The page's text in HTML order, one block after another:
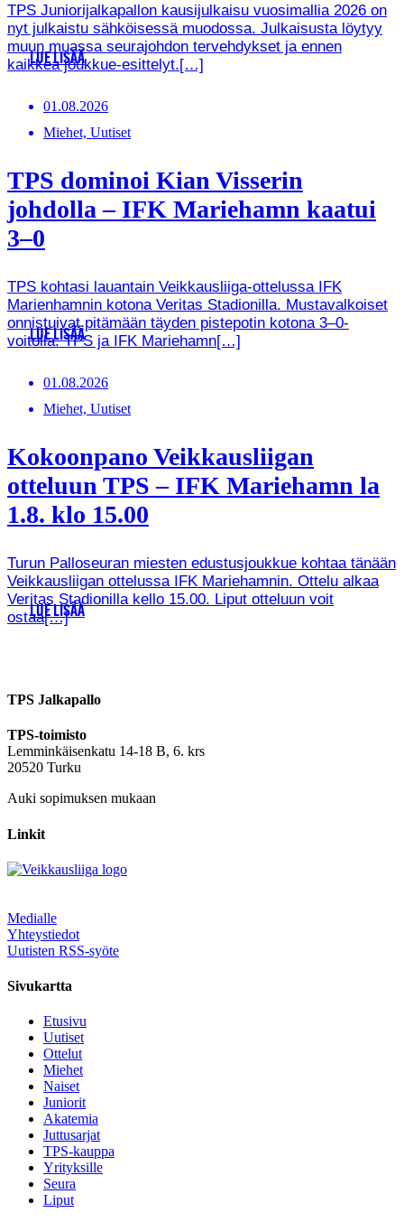
TPS Juniorijalkapallon kausijulkaisu vuosimallia 2026 on
nyt julkaistu sähköisessä muodossa. Julkaisusta löytyy
muun muassa seurajohdon tervehdykset ja ennen
kaikkea joukkue-esittelyt.[…]
LUE LISÄÄ
01.08.2026
Miehet, Uutiset
TPS dominoi Kian Visserin
johdolla – IFK Mariehamn kaatui
3–0
TPS kohtasi lauantain Veikkausliiga-ottelussa IFK
Marienhamnin kotona Veritas Stadionilla. Mustavalkoiset
onnistuivat pitämään täyden pistepotin kotona 3–0-
voitolla. TPS ja IFK Mariehamn[…]
LUE LISÄÄ
01.08.2026
Miehet, Uutiset
Kokoonpano Veikkausliigan
otteluun TPS – IFK Mariehamn la
1.8. klo 15.00
Turun Palloseuran miesten edustusjoukkue kohtaa tänään
Veikkausliigan ottelussa IFK Mariehamnin. Ottelu alkaa
Veritas Stadionilla kello 15.00. Liput otteluun voit
ostaa[…]
LUE LISÄÄ
TPS Jalkapallo
TPS-toimisto
Lemminkäisenkatu 14-18 B, 6. krs
20520 Turku
Auki sopimuksen mukaan
Linkit
Medialle
Yhteystiedot
Uutisten RSS-syöte
Sivukartta
Etusivu
Uutiset
Ottelut
Miehet
Naiset
Juniorit
Akatemia
Juttusarjat
TPS-kauppa
Yrityksille
Seura
Liput